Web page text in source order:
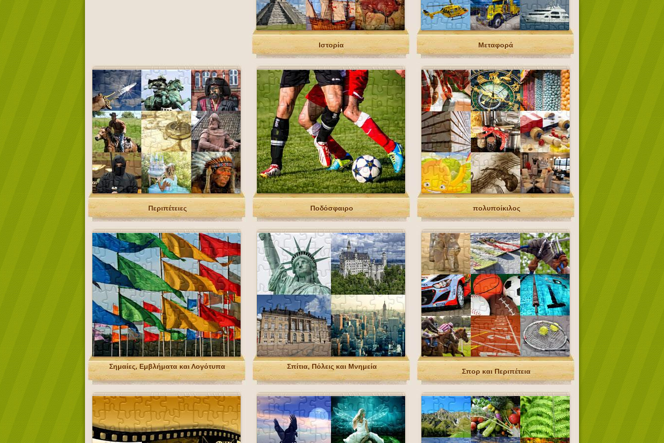
Ιστορία Μεταφορά
Περιπέτειες Ποδόσφαιρο πολυποίκιλος
Σημαίες, Εμβλήματα και Λογότυπα Σπίτια, Πόλεις και Μνημεία
Σπορ και Περιπέτεια